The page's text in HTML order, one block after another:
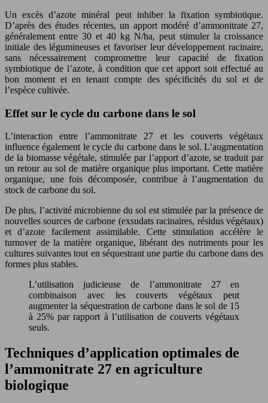
Un excès d’azote minéral peut inhiber la fixation symbiotique.
D’après des études récentes, un apport modéré d’ammonitrate 27,
généralement entre 30 et 40 kg N/ha, peut stimuler la croissance
initiale des légumineuses et favoriser leur développement racinaire,
sans nécessairement compromettre leur capacité de fixation
symbiotique de l’azote, à condition que cet apport soit effectué au
bon moment et en tenant compte des spécificités du sol et de
l’espèce cultivée.
Effet sur le cycle du carbone dans le sol
L’interaction entre l’ammonitrate 27 et les couverts végétaux
influence également le cycle du carbone dans le sol. L’augmentation
de la biomasse végétale, stimulée par l’apport d’azote, se traduit par
un retour au sol de matière organique plus important. Cette matière
organique, une fois décomposée, contribue à l’augmentation du
stock de carbone du sol.
De plus, l’activité microbienne du sol est stimulée par la présence de
nouvelles sources de carbone (exsudats racinaires, résidus végétaux)
et d’azote facilement assimilable. Cette stimulation accélère le
turnover de la matière organique, libérant des nutriments pour les
cultures suivantes tout en séquestrant une partie du carbone dans des
formes plus stables.
L’utilisation judicieuse de l’ammonitrate 27 en
combinaison avec les couverts végétaux peut
augmenter la séquestration de carbone dans le sol de 15
à 25% par rapport à l’utilisation de couverts végétaux
seuls.
Techniques d’application optimales de
l’ammonitrate 27 en agriculture
biologique